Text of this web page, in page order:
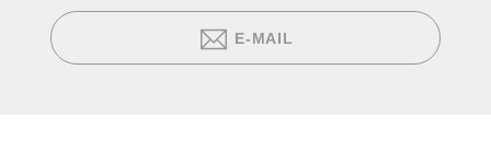
E-MAIL